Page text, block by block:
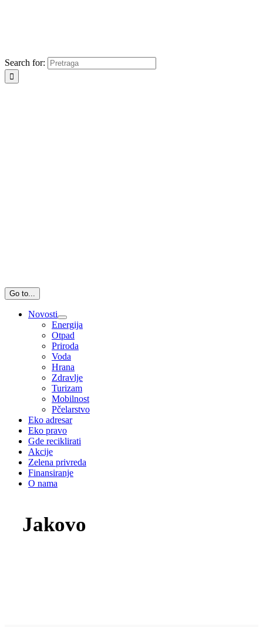
Search for:
Go to...
Novosti
Energija
Otpad
Priroda
Voda
Hrana
Zdravlje
Turizam
Mobilnost
Pčelarstvo
Eko adresar
Eko pravo
Gde reciklirati
Akcije
Zelena privreda
Finansiranje
O nama
Jakovo